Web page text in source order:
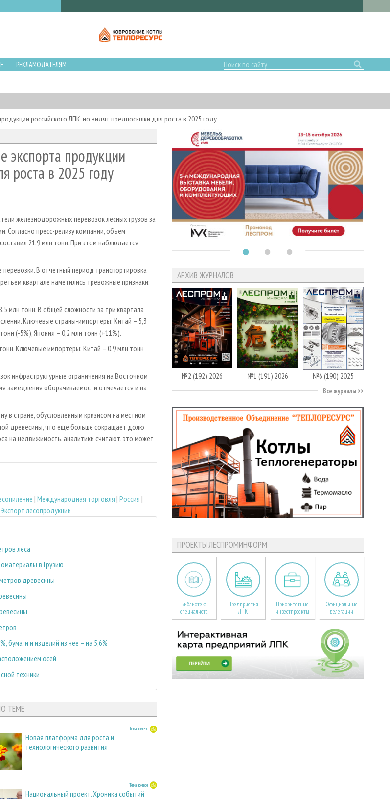
РЕКЛАМОДАТЕЛЯМ
российского ЛПК, но видят предпосылки для роста в 2025 году
экспорта продукции
роста в 2025 году
железнодорожных перевозок лесных грузов за
Согласно пресс-релизу компании, объем
21,9 млн тонн. При этом наблюдается
В отчетный период транспортировка
квартале наметились тревожные признаки:
млн тонн. В общей сложности за три квартала
Ключевые страны-импортеры: Китай – 5,3
(-5%), Япония – 0,2 млн тонн (+11%).
Ключевые импортеры: Китай – 0,9 млн тонн
инфраструктурные ограничения на Восточном
замедления оборачиваемости отмечается и на
в стране, обусловленным кризисом на местном
древесины, что еще больше сокращает долю
на недвижимость, аналитики считают, это может
| Международная торговля | Россия |
Экспорт лесопродукции
леса
в Грузию
древесины
бумаги и изделий из нее – на 5,6%
осей
техники
ТЕМЕ
Тема номера
Новая платформа для роста и
технологического развития
Тема номера
Национальный проект. Хроника событий
АРХИВ ЖУРНАЛОВ
№2 (192) 2026 №1 (191) 2026 №6 (190) 2025
Все журналы
ПРОЕКТЫ ЛЕСПРОМИНФОРМ
Библиотека
специалиста
Предприятия
ЛПК
Приоритетные
инвестпроекты
Официальные
делегации